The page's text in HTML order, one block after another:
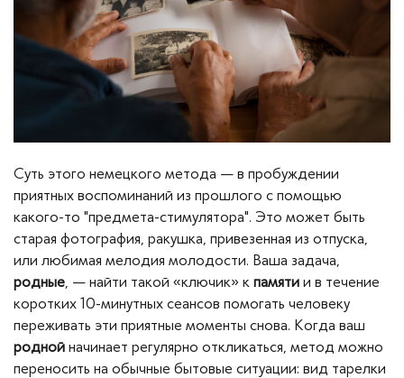
Суть этого немецкого метода — в пробуждении
приятных воспоминаний из прошлого с помощью
какого-то "предмета-стимулятора". Это может быть
старая фотография, ракушка, привезенная из отпуска,
или любимая мелодия молодости. Ваша задача,
родные , — найти такой «ключик» к памяти и в течение
коротких 10-минутных сеансов помогать человеку
переживать эти приятные моменты снова. Когда ваш
родной начинает регулярно откликаться, метод можно
переносить на обычные бытовые ситуации: вид тарелки